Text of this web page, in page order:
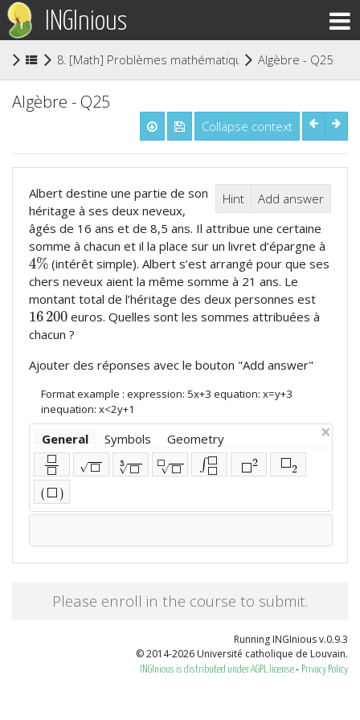
INGInious
8. [Math] Problèmes mathématiques (niveauAlgèbre - Q25
Algèbre - Q25
Collapse context
Hint Add answer
Albert destine une partie de son
héritage à ses deux neveux,
âgés de 16 ans et de 8,5 ans. Il attribue une certaine
somme à chacun et il la place sur un livret d’épargne à
4%
4% (intérêt simple). Albert s’est arrangé pour que ses
chers neveux aient la même somme à 21 ans. Le
montant total de l’héritage des deux personnes est
16200
16 200 euros. Quelles sont les sommes attribuées à
chacun ?
Ajouter des réponses avec le bouton "Add answer"
Format example : expression: 5x+3 equation: x=y+3
inequation: x<2y+1
×
General Symbols Geometry
⬜
⬜
√ ⬜ 3
√ ⬜
⬜√ ⬜ ∫⬜
⬜
2
2
( ⬜ )
Please enroll in the course to submit.
Running INGInious v.0.9.3
© 2014-2026 Université catholique de Louvain.
INGInious is distributed under AGPL license- Privacy Policy